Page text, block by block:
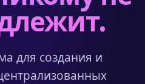
для создания и